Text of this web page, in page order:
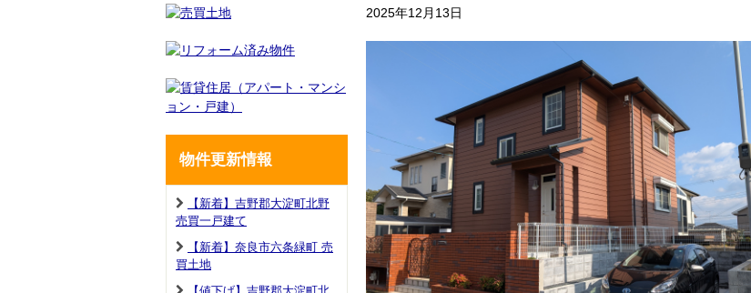
物件更新情報
【新着】吉野郡大淀町北野
売買一戸建て
【新着】奈良市六条緑町 売
買土地
2025年12月13日